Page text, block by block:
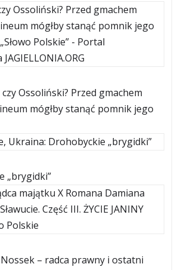
Ossoliński? Przed gmachem
mógłby stanąć pomnik jego
Polskie” - Portal
czy Ossoliński? Przed gmachem
mógłby stanąć pomnik jego
Ukraina: Drohobyckie „brygidki”
„brygidki”
majątku X Romana Damiana
Część III. ŻYCIE JANINY
Polskie
Nossek – radca prawny i ostatni